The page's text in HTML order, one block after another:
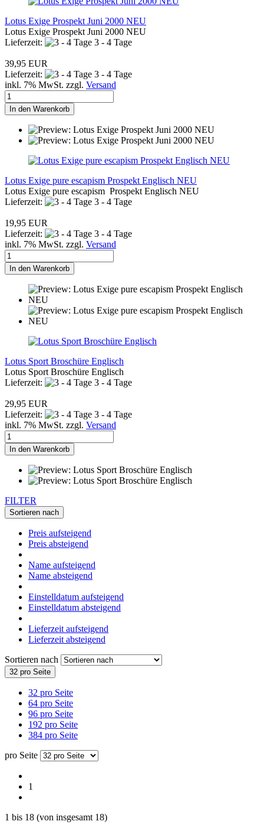
Lotus Exige Prospekt Juni 2000 NEU
Lotus Exige Prospekt Juni 2000 NEU
Lieferzeit:
3 - 4 Tage
39,95 EUR
Lieferzeit:
3 - 4 Tage
inkl. 7% MwSt. zzgl. Versand
In den Warenkorb
Lotus Exige pure escapism Prospekt Englisch NEU
Lotus Exige pure escapism Prospekt Englisch NEU
Lieferzeit:
3 - 4 Tage
19,95 EUR
Lieferzeit:
3 - 4 Tage
inkl. 7% MwSt. zzgl. Versand
In den Warenkorb
Lotus Sport Broschüre Englisch
Lotus Sport Broschüre Englisch
Lieferzeit:
3 - 4 Tage
29,95 EUR
Lieferzeit:
3 - 4 Tage
inkl. 7% MwSt. zzgl. Versand
In den Warenkorb
FILTER
Sortieren nach
Preis aufsteigend
Preis absteigend
Name aufsteigend
Name absteigend
Einstelldatum aufsteigend
Einstelldatum absteigend
Lieferzeit aufsteigend
Lieferzeit absteigend
Sortieren nach
32 pro Seite
32 pro Seite
64 pro Seite
96 pro Seite
192 pro Seite
384 pro Seite
pro Seite
1
1 bis 18 (von insgesamt 18)